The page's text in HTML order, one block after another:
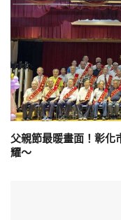
父親節最暖畫面！彰
耀～